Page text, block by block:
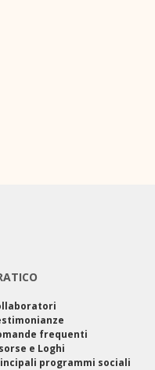
frequenti
e Loghi
programmi sociali